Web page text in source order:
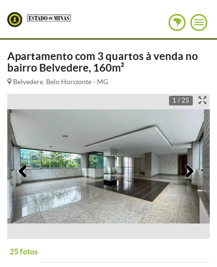
Apartamento com 3 quartos à venda no
bairro Belvedere, 160m²
Belvedere, Belo Horizonte - MG
1 / 25
Anterior
25 fotos